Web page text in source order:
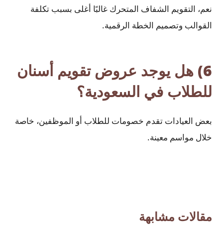
نعم، التقويم الشفاف المتحرك غالبًا أغلى بسبب تكلفة
القوالب وتصميم الخطة الرقمية.
6) هل يوجد عروض تقويم أسنان
للطلاب في السعودية؟
بعض العيادات تقدم خصومات للطلاب أو الموظفين، خاصة
خلال مواسم معينة.
مقالات مشابهة